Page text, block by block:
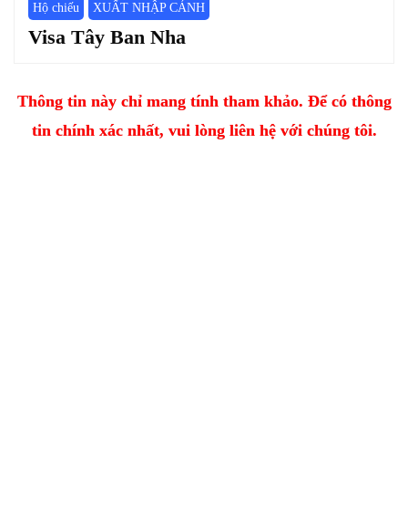
Hộ chiếu XUẤT NHẬP CẢNH
Visa Tây Ban Nha
Thông tin này chỉ mang tính tham khảo. Để có thông
tin chính xác nhất, vui lòng liên hệ với chúng tôi.